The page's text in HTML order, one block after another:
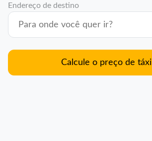
Endereço de destino
Calcule o preço de táxi